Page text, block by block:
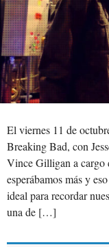
El viernes 11 de
Breaking Bad, con
Vince Gilligan a cargo
esperábamos más y
ideal para recordar
una de […]